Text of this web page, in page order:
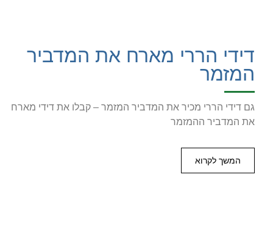
דידי הררי מארח את המדביר
המזמר
גם דידי הררי מכיר את המדביר המזמר – קבלו את דידי מארח
את המדביר ההמזמר
המשך לקרוא